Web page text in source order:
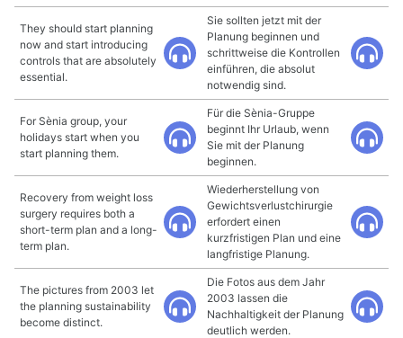
They should start planning
now and start introducing
controls that are absolutely
essential.
Sie sollten jetzt mit der
Planung beginnen und
schrittweise die Kontrollen
einführen, die absolut
notwendig sind.
For Sènia group, your
holidays start when you
start planning them.
Für die Sènia-Gruppe
beginnt Ihr Urlaub, wenn
Sie mit der Planung
beginnen.
Recovery from weight loss
surgery requires both a
short-term plan and a long-
term plan.
Wiederherstellung von
Gewichtsverlustchirurgie
erfordert einen
kurzfristigen Plan und eine
langfristige Planung.
The pictures from 2003 let
the planning sustainability
become distinct.
Die Fotos aus dem Jahr
2003 lassen die
Nachhaltigkeit der Planung
deutlich werden.